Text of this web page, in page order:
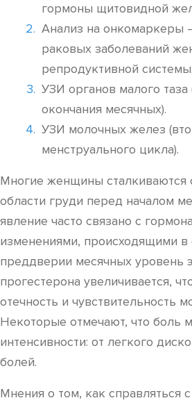
гормоны щитовидной
Анализ на онкомаркеры
раковых заболеваний
репродуктивной системы.
УЗИ органов малого таза
окончания месячных).
УЗИ молочных желез
менструального цикла).
Многие женщины сталкиваются
области груди перед началом
явление часто связано с
изменениями, происходящими в
преддверии месячных уровень
прогестерона увеличивается,
отечность и чувствительность
Некоторые отмечают, что боль
интенсивности: от легкого
болей.
Мнения о том, как справляться